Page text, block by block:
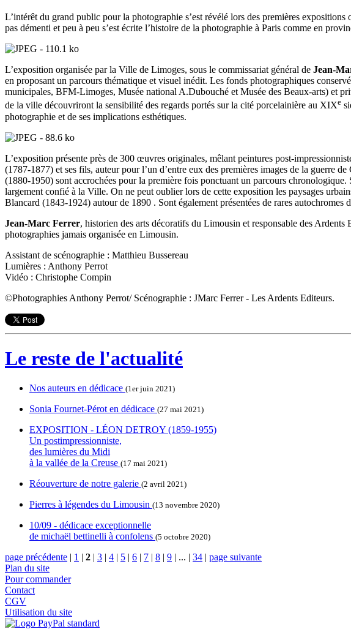
L’intérêt du grand public pour la photographie s’est révélé lors des premières
pas démenti et peu à peu s’est écrite l’histoire de la photographie à Paris comme en
L’exposition organisée par la Ville de Limoges, sous le commissariat général de Jean-
en proposant un parcours thématique et visuel inédit. Les fonds photographiques
municipales, BFM-Limoges, Musée national A.Dubouché et Musée des Beaux-arts) et
de la ville découvriront la sensibilité des regards portés sur la cité porcelainière au XIXe
photographie et de ses implications esthétiques.
L’exposition présente près de 300 œuvres originales, mêlant peintures post-
(1787-1877) et ses fils, auteur pour l’un d’entre eux des premières images de la guerre
(1880-1950) sont accrochées pour la première fois ponctuant un parcours
largement confié à la Ville. On ne peut oublier lors de cette exposition les paysages
Blancard (1843-1924) autour de 1890 . Sont également présentées de rares
Jean-Marc Ferrer, historien des arts décoratifs du Limousin et responsable des
photographies jamais organisée en Limousin.
Assistant de scénographie : Matthieu Bussereau
Lumières : Anthony Perrot
Vidéo : Christophe Compin
©Photographies Anthony Perrot/ Scénographie : JMarc Ferrer - Les Ardents Editeurs.
Le reste de l'actualité
Nos auteurs en dédicace (1er juin 2021)
Sonia Fournet-Pérot en dédicace (27 mai 2021)
EXPOSITION - LÉON DETROY (1859-1955)
Un postimpressionniste,
des lumières du Midi
à la vallée de la Creuse (17 mai 2021)
Réouverture de notre galerie (2 avril 2021)
Pierres à légendes du Limousin (13 novembre 2020)
10/09 - dédicace exceptionnelle
de michaël bettinelli à confolens (5 octobre 2020)
page précédente | 1 | 2 | 3 | 4 | 5 | 6 | 7 | 8 | 9 | ... | 34 | page suivante
Plan du site
Pour commander
Contact
CGV
Utilisation du site